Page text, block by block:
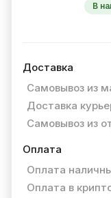
В
Доставка
Самовывоз из
Доставка
Самовывоз из
Оплата
Оплата
Оплата в